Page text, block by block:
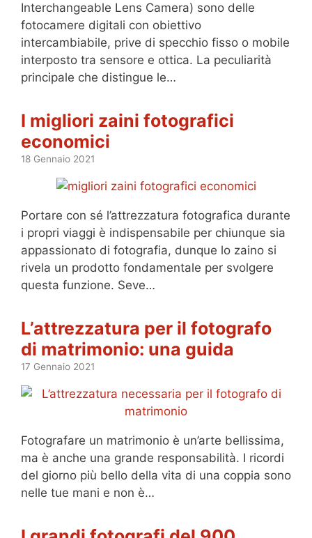
Interchangeable Lens Camera) sono delle
fotocamere digitali con obiettivo
intercambiabile, prive di specchio fisso o mobile
interposto tra sensore e ottica. La peculiarità
principale che distingue le…
I migliori zaini fotografici
economici
18 Gennaio 2021
Portare con sé l’attrezzatura fotografica durante
i propri viaggi è indispensabile per chiunque sia
appassionato di fotografia, dunque lo zaino si
rivela un prodotto fondamentale per svolgere
questa funzione. Seve…
L’attrezzatura per il fotografo
di matrimonio: una guida
17 Gennaio 2021
Fotografare un matrimonio è un’arte bellissima,
ma è anche una grande responsabilità. I ricordi
del giorno più bello della vita di una coppia sono
nelle tue mani e non è…